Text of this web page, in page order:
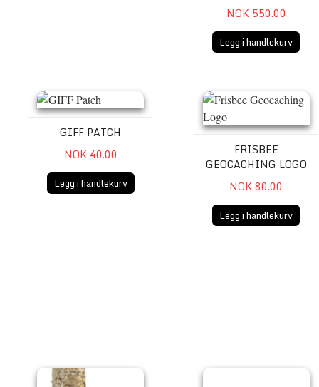
NOK 550.00
Legg i handlekurv
GIFF Patch
GIFF PATCH
NOK 40.00
Legg i handlekurv
Frisbee Geocaching Logo
FRISBEE
GEOCACHING LOGO
NOK 80.00
Legg i handlekurv
Tre vennlig geocache oppheng